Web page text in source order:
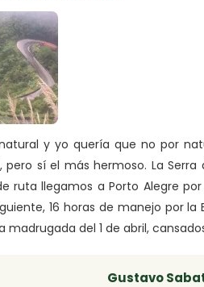
y yo quería que no por
sí el más hermoso. La
ruta llegamos a Porto Alegre
16 horas de manejo por
la madrugada del 1 de abril,
Gustavo